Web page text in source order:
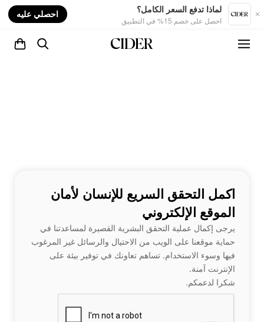
لماذا تدفع السعر الكامل؟
احصل على خصم 15% في التطبيق
احصلي عليه
اكمل التحقق السريع للإنسان لأمان
الموقع الإلكتروني
يرجى إكمال عملية التحقق البشرية القصيرة لمساعدتنا في
حماية موقعنا على الويب من الاحتيال والرسائل غير المرغوب
فيها وسوء الاستخدام. تساهم تعاونك في توفير بيئة على
الإنترنت آمنة.
شكرا لدعمكم.